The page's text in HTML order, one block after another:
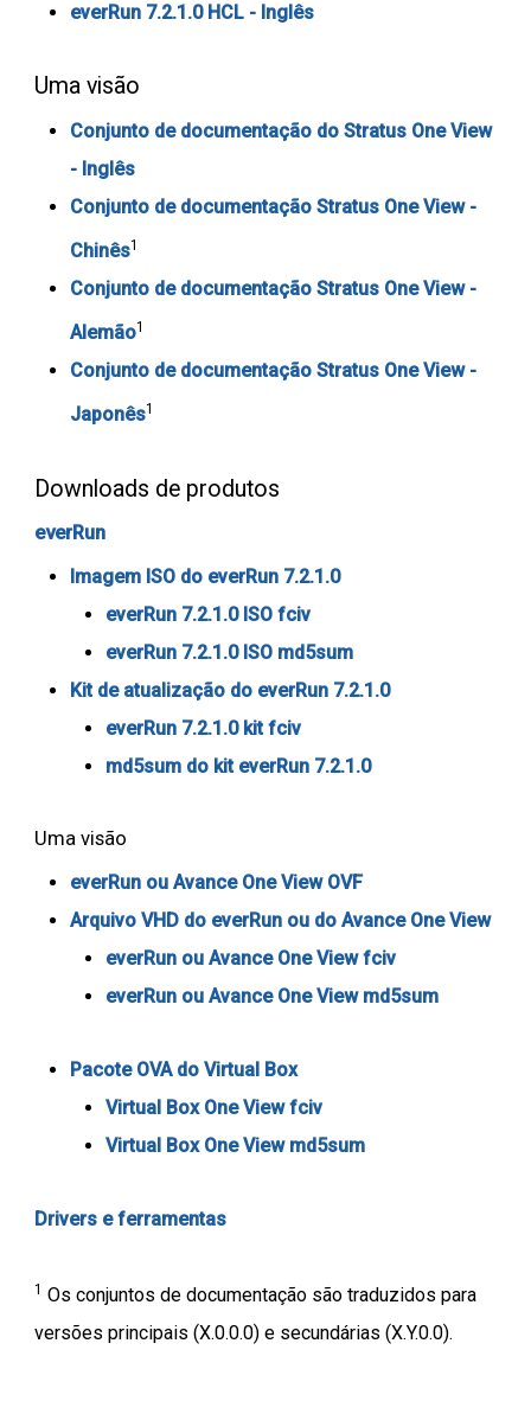
everRun 7.2.1.0 HCL - Inglês
Uma visão
Conjunto de documentação do Stratus One View
- Inglês
Conjunto de documentação Stratus One View -
Chinês1
Conjunto de documentação Stratus One View -
Alemão1
Conjunto de documentação Stratus One View -
Japonês1
Downloads de produtos
everRun
Imagem ISO do everRun 7.2.1.0
everRun 7.2.1.0 ISO fciv
everRun 7.2.1.0 ISO md5sum
Kit de atualização do everRun 7.2.1.0
everRun 7.2.1.0 kit fciv
md5sum do kit everRun 7.2.1.0
Uma visão
everRun ou Avance One View OVF
Arquivo VHD do everRun ou do Avance One View
everRun ou Avance One View fciv
everRun ou Avance One View md5sum
Pacote OVA do Virtual Box
Virtual Box One View fciv
Virtual Box One View md5sum
Drivers e ferramentas
1 Os conjuntos de documentação são traduzidos para
versões principais (X.0.0.0) e secundárias (X.Y.0.0).